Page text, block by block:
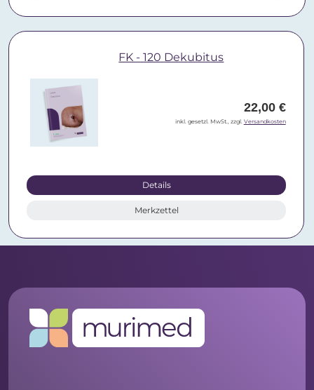
FK - 120 Dekubitus
22,00 €
inkl. gesetzl. MwSt., zzgl. Versandkosten
Details
Merkzettel